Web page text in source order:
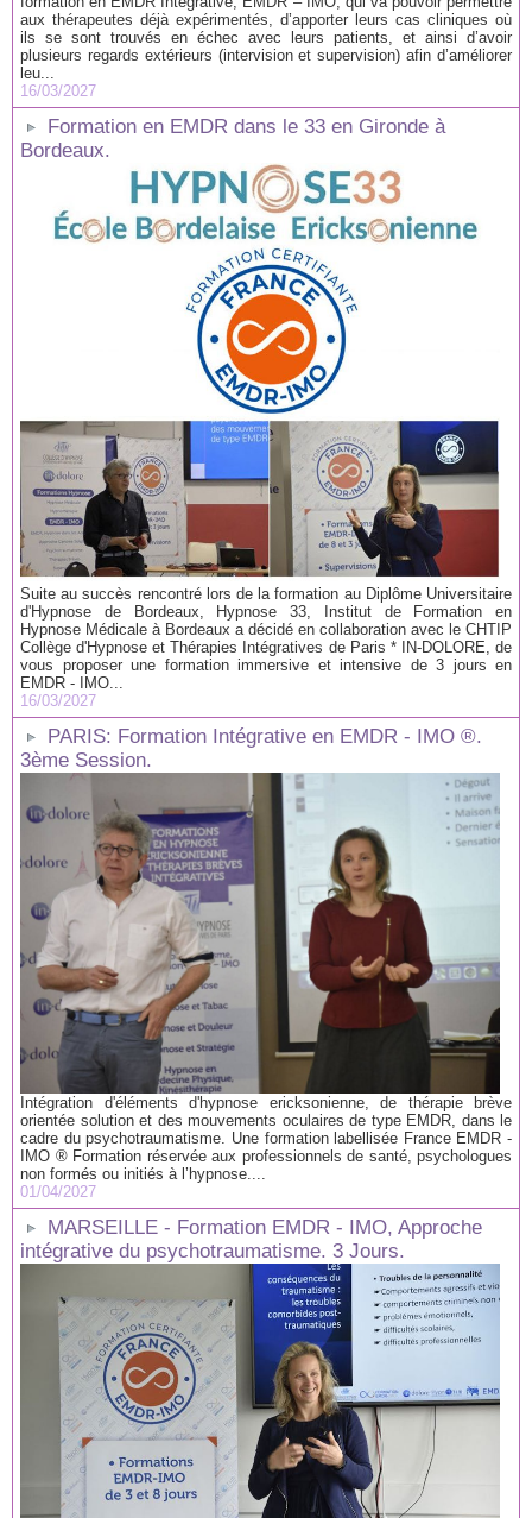
aux thérapeutes déjà expérimentés, d’apporter leurs cas cliniques où
ils se sont trouvés en échec avec leurs patients, et ainsi d’avoir
plusieurs regards extérieurs (intervision et supervision) afin d’améliorer
leu...
16/03/2027
Formation en EMDR dans le 33 en Gironde à
Bordeaux.
Suite au succès rencontré lors de la formation au Diplôme Universitaire
d'Hypnose de Bordeaux, Hypnose 33, Institut de Formation en
Hypnose Médicale à Bordeaux a décidé en collaboration avec le CHTIP
Collège d'Hypnose et Thérapies Intégratives de Paris * IN-DOLORE, de
vous proposer une formation immersive et intensive de 3 jours en
EMDR - IMO...
16/03/2027
PARIS: Formation Intégrative en EMDR - IMO ®.
3ème Session.
Intégration d'éléments d'hypnose ericksonienne, de thérapie brève
orientée solution et des mouvements oculaires de type EMDR, dans le
cadre du psychotraumatisme. Une formation labellisée France EMDR -
IMO ® Formation réservée aux professionnels de santé, psychologues
non formés ou initiés à l’hypnose....
01/04/2027
MARSEILLE - Formation EMDR - IMO, Approche
intégrative du psychotraumatisme. 3 Jours.